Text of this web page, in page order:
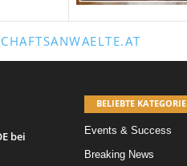
bei
BELIEBTE KATEGORIE
Events & Success
Breaking News